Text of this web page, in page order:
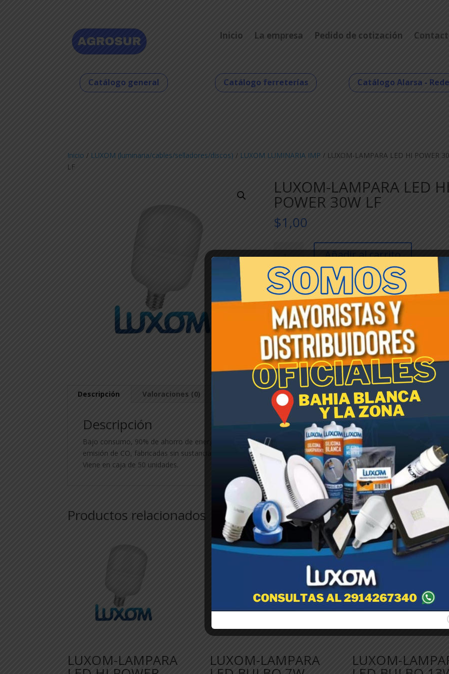
Inicio La empresa Pedido de cotización
Catálogo general Catálogo ferreterías Catálogo Alarsa -
Inicio / LUXOM (luminaria/cables/selladores/discos) / LUXOM LUMINARIA IMP / LUXOM-LAMPARA LED HI POWER
LF
LUXOM-LAMPARA LED
POWER 30W LF
$1,00
LUXOM-
LAMPARA
LED
HI
POWER
30W
LF
cantidad
Añadir al carrito
SKU:6915 Categorías:LUXOM
(luminaria/cables/selladores/discos),LUXOM
IMP Etiqueta:LUXOM
Descripción Valoraciones (0)
Descripción
Bajo consumo, 90% de ahorro de energía, encendido instantáneo, 30.000 hs de vida útil, reducción del 90% de
emisión de CO, fabricadas sin sustancias nocivas, rosca E27, no dismerizable, luz fria 6.500k. Potencia 30W.
Viene en caja de 50 unidades.
Productos relacionados
LUXOM-LAMPARA LUXOM-LAMPARA LUXOM-